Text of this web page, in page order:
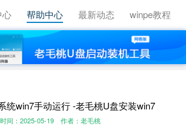
心 帮助中心 最新动态 winpe教程
统win7手动运行 -老毛桃U盘安装win7
时间：2025-05-19 作者：老毛桃